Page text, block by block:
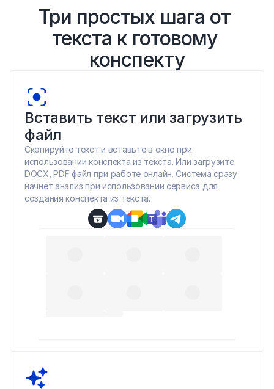
Три простых шага от
текста к готовому
конспекту
Вставить текст или загрузить
файл
Скопируйте текст и вставьте в окно при
использовании конспекта из текста. Или загрузите
DOCX, PDF файл при работе онлайн. Система сразу
начнет анализ при использовании сервиса для
создания конспекта из текста.